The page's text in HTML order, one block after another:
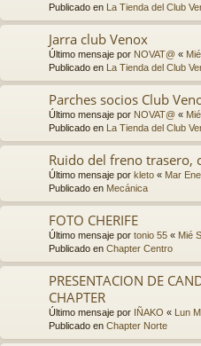
Publicado en La Tienda del Club
Jarra club Venox
Último mensaje por NOVAT@ «
Publicado en La Tienda del Club
Parches socios Club
Último mensaje por NOVAT@ «
Publicado en La Tienda del Club
Ruido del freno trasero,
Último mensaje por kleto « Mar
Publicado en Mecánica
FOTO CHERIFE
Último mensaje por tonio 55 « Mié
Publicado en Chapter Centro
PRESENTACION DE
CHAPTER
Último mensaje por IÑAKO « Lun
Publicado en Chapter Norte